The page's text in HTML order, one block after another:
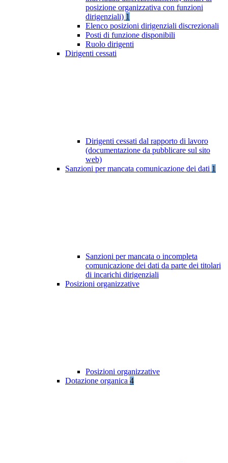
posizione organizzativa con funzioni
dirigenziali) 1
Elenco posizioni dirigenziali discrezionali
Posti di funzione disponibili
Ruolo dirigenti
Dirigenti cessati
Dirigenti cessati dal rapporto di lavoro
(documentazione da pubblicare sul sito
web)
Sanzioni per mancata comunicazione dei dati 1
Sanzioni per mancata o incompleta
comunicazione dei dati da parte dei titolari
di incarichi dirigenziali
Posizioni organizzative
Posizioni organizzative
Dotazione organica 4